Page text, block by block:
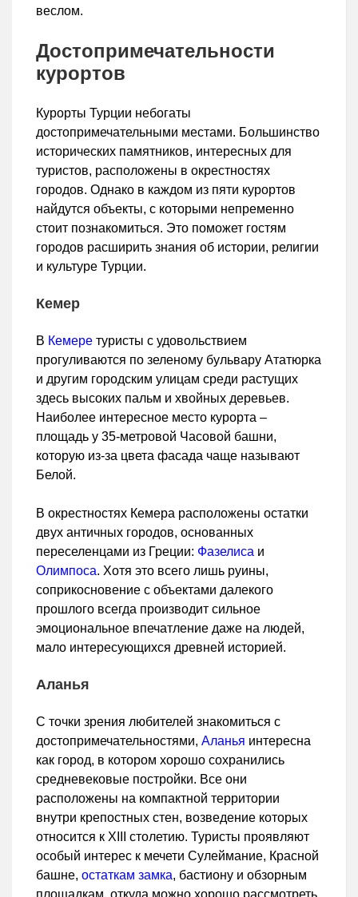
веслом.
Достопримечательности
курортов
Курорты Турции небогаты
достопримечательными местами. Большинство
исторических памятников, интересных для
туристов, расположены в окрестностях
городов. Однако в каждом из пяти курортов
найдутся объекты, с которыми непременно
стоит познакомиться. Это поможет гостям
городов расширить знания об истории, религии
и культуре Турции.
Кемер
В Кемере туристы с удовольствием
прогуливаются по зеленому бульвару Ататюрка
и другим городским улицам среди растущих
здесь высоких пальм и хвойных деревьев.
Наиболее интересное место курорта –
площадь у 35-метровой Часовой башни,
которую из-за цвета фасада чаще называют
Белой.
В окрестностях Кемера расположены остатки
двух античных городов, основанных
переселенцами из Греции: Фазелиса и
Олимпоса. Хотя это всего лишь руины,
соприкосновение с объектами далекого
прошлого всегда производит сильное
эмоциональное впечатление даже на людей,
мало интересующихся древней историей.
Аланья
С точки зрения любителей знакомиться с
достопримечательностями, Аланья интересна
как город, в котором хорошо сохранились
средневековые постройки. Все они
расположены на компактной территории
внутри крепостных стен, возведение которых
относится к XIII столетию. Туристы проявляют
особый интерес к мечети Сулеймание, Красной
башне, остаткам замка, бастиону и обзорным
площадкам, откуда можно хорошо рассмотреть